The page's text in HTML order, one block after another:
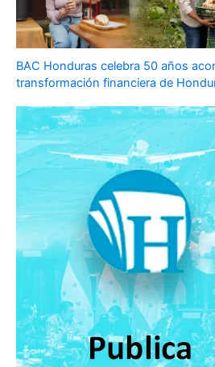
BAC Honduras celebra 50 años
transformación financiera de